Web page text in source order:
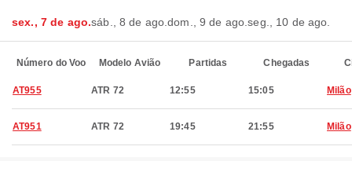
sex., 7 de ago.sáb., 8 de ago.dom., 9 de ago.seg., 10 de ago.
Número do Voo Modelo Avião Partidas Chegadas
AT955 ATR 72 12:55 15:05 Milão
AT951 ATR 72 19:45 21:55 Milão